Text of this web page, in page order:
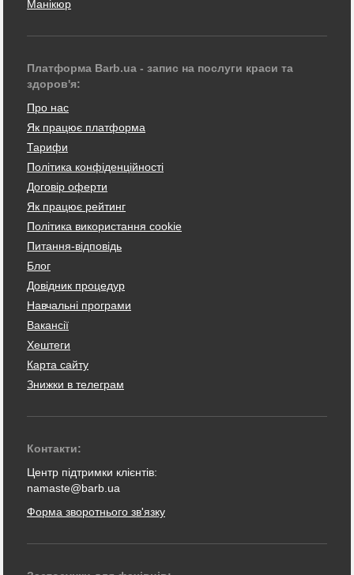
Манікюр
Платформа Barb.ua - запис на послуги краси та
здоров'я:
Про нас
Як працює платформа
Тарифи
Політика конфіденційності
Договір оферти
Як працює рейтинг
Політика використання cookie
Питання-відповідь
Блог
Довідник процедур
Навчальні програми
Вакансії
Хештеги
Карта сайту
Знижки в телеграм
Контакти:
Центр підтримки клієнтів:
namaste@barb.ua
Форма зворотнього зв'язку